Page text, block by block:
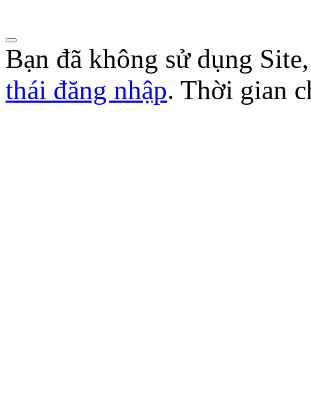
Bạn đã không sử dụng
thái đăng nhập. Thời gian